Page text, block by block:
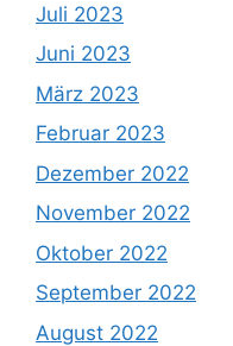
Juli 2023
Juni 2023
März 2023
Februar 2023
Dezember 2022
November 2022
Oktober 2022
September 2022
August 2022